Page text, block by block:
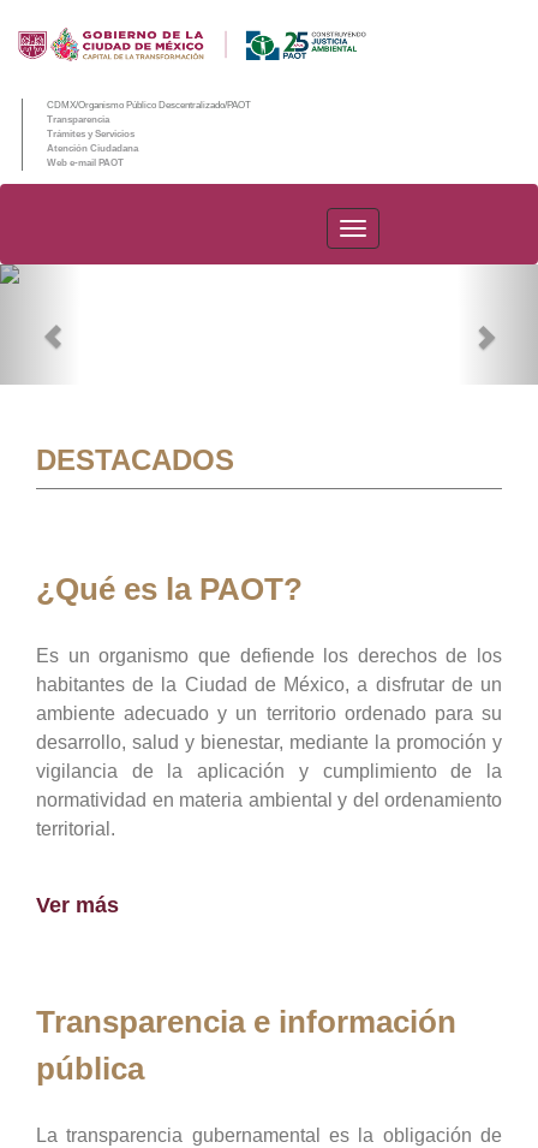
CDMX/Organismo Público Descentralizado/PAOT
Transparencia
Trámites y Servicios
Atención Ciudadana
Web e-mail PAOT
PAOT
DESTACADOS
¿Qué es la PAOT?
Es un organismo que defiende los derechos de los
habitantes de la Ciudad de México, a disfrutar de un
ambiente adecuado y un territorio ordenado para su
desarrollo, salud y bienestar, mediante la promoción y
vigilancia de la aplicación y cumplimiento de la
normatividad en materia ambiental y del ordenamiento
territorial.
Ver más
Transparencia e información
pública
La transparencia gubernamental es la obligación de